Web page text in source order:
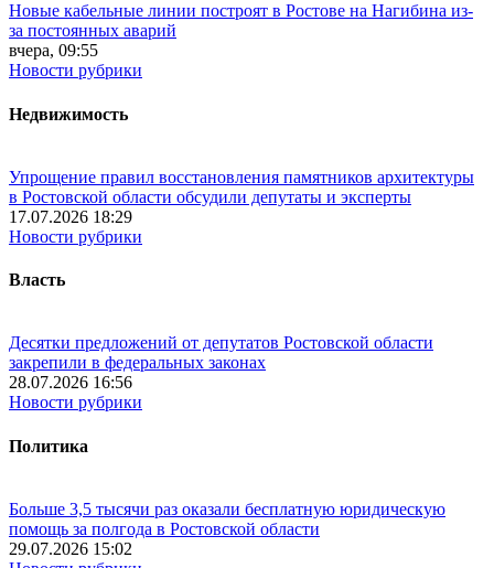
Новые кабельные линии построят в Ростове на Нагибина из-
за постоянных аварий
вчера, 09:55
Новости рубрики
Недвижимость
Упрощение правил восстановления памятников архитектуры
в Ростовской области обсудили депутаты и эксперты
17.07.2026 18:29
Новости рубрики
Власть
Десятки предложений от депутатов Ростовской области
закрепили в федеральных законах
28.07.2026 16:56
Новости рубрики
Политика
Больше 3,5 тысячи раз оказали бесплатную юридическую
помощь за полгода в Ростовской области
29.07.2026 15:02